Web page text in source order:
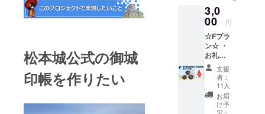
松本城公式の御城
印帳を作りたい
送にて
お送り
致しま
す。 ※
缶バッ
チサイ
ズ
(38mm)
＊備考
欄への
記載＊
3,0
00 円
☆Fプラ
ン☆ ・
お礼の
御手紙
・登久
姫記念
御朱印
・松本
城缶
支援
者：
11人
お届
け予
定：